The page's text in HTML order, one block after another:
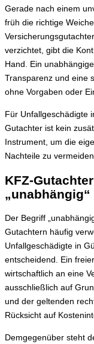
Gerade nach einem
früh die richtige
verzichtet, gibt die
Hand. Ein
Transparenz und eine
ohne Vorgaben oder
Für Unfallgeschädigte
Gutachter ist kein
Instrument, um die
Nachteile zu vermeiden.
KFZ-
Der Begriff
Gutachtern häufig
Unfallgeschädigte in
entscheidend. Ein
wirtschaftlich an eine
ausschließlich auf
und der geltenden
Rücksicht auf
Demgegenüber steht